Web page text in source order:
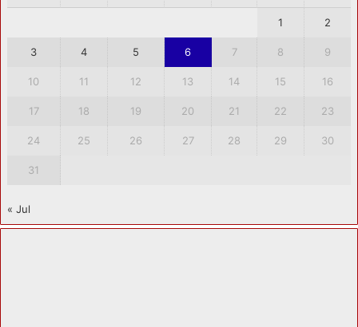
1 2
3 4 5 6 7 8 9
10 11 12 13 14 15 16
17 18 19 20 21 22 23
24 25 26 27 28 29 30
31
« Jul